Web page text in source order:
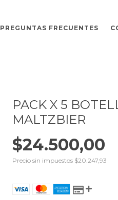
PREGUNTAS FRECUENTES
PACK X 5
MALTZBIER
$24.500,00
Precio sin impuestos $20.247,93